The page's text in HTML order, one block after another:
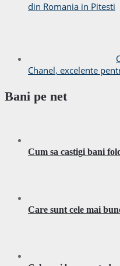
din Romania in Pitesti
Chanel, excelente
Bani pe net
Cum sa castigi bani
Care sunt cele mai